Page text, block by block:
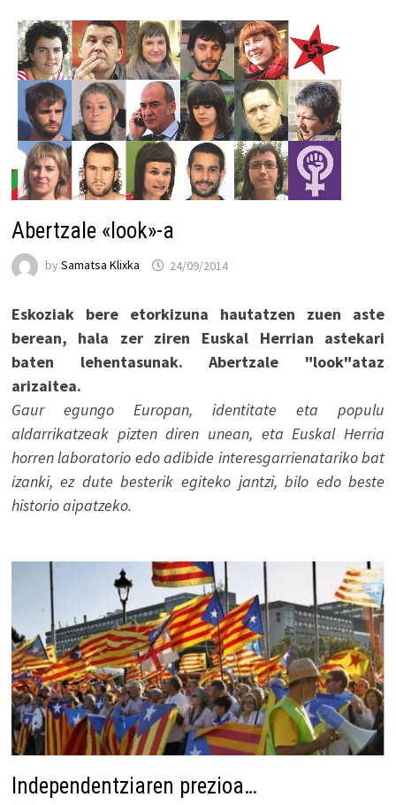
Abertzale «look»-a
by Samatsa Klixka 24/09/2014
Eskoziak bere etorkizuna hautatzen zuen aste
berean, hala zer ziren Euskal Herrian astekari
baten lehentasunak. Abertzale "look"ataz
arizaitea.
Gaur egungo Europan, identitate eta populu
aldarrikatzeak pizten diren unean, eta Euskal Herria
horren laboratorio edo adibide interesgarrienatariko bat
izanki, ez dute besterik egiteko jantzi, bilo edo beste
historio aipatzeko.
Independentziaren prezioa…